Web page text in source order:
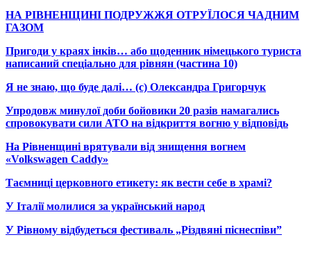
НА РІВНЕНЩИНІ ПОДРУЖЖЯ ОТРУЇЛОСЯ ЧАДНИМ
ГАЗОМ
Пригоди у краях інків… або щоденник німецького туриста
написаний спеціально для рівнян (частина 10)
Я не знаю, що буде далі… (с) Олександра Григорчук
Упродовж минулої доби бойовики 20 разів намагались
спровокувати сили АТО на відкриття вогню у відповідь
На Рівненщині врятували від знищення вогнем
«Volkswagen Caddy»
Таємниці церковного етикету: як вести себе в храмі?
У Італії молилися за український народ
У Рівному відбудеться фестиваль „Різдвяні піснеспіви”